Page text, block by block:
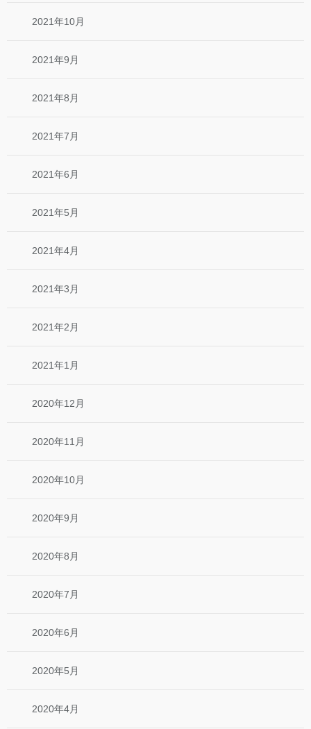
2021年10月
2021年9月
2021年8月
2021年7月
2021年6月
2021年5月
2021年4月
2021年3月
2021年2月
2021年1月
2020年12月
2020年11月
2020年10月
2020年9月
2020年8月
2020年7月
2020年6月
2020年5月
2020年4月